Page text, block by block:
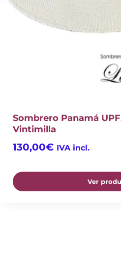
Sombrero Panamá
Vintimilla
130,00€ IVA incl.
Ver